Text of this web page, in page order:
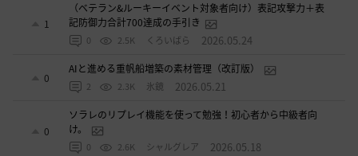
1
（ベテラン&ルーキーイベント対象者向け）表記攻撃力＋表
記防御力合計700達成の手引き
0 2.5K くろいばら 2026.05.24
0
AIと進める重帆船増築の素材管理（改訂版）
2 2.3K 氷鏡 2026.05.21
0
ソラレのリプレイ機能を使って勉強！初心者から中級者向
け。
0 2.6K シャルグレア 2026.05.18